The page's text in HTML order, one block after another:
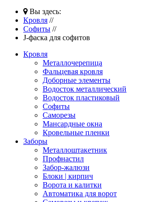
Вы здесь:
Кровля //
Софиты //
J-фаска для софитов
Кровля
Металлочерепица
Фальцевая кровля
Доборные элементы
Водосток металлический
Водосток пластиковый
Софиты
Саморезы
Мансардные окна
Кровельные пленки
Заборы
Металлоштакетник
Профнастил
Забор-жалюзи
Блоки | кирпич
Ворота и калитки
Автоматика для ворот